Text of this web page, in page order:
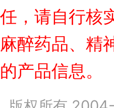
任，请自行核
麻醉药品、精
的产品信息。